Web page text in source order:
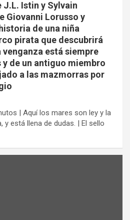
J.L. Istin y Sylvain
Giovanni Lorusso y
de una niña
pirata que descubrirá
está siempre
y de un antiguo miembro
a las mazmorras por
| Aquí los mares son ley y la
y está llena de dudas. | El sello